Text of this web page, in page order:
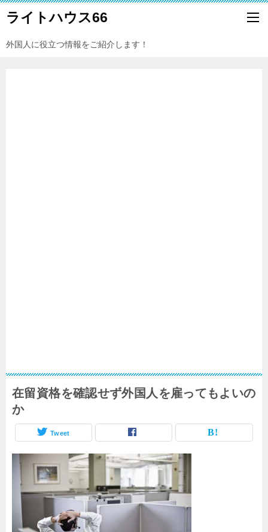
ライトハウス66
外国人に役立つ情報をご紹介します！
在留資格を確認せず外国人を雇ってもよいの
か
Tweet